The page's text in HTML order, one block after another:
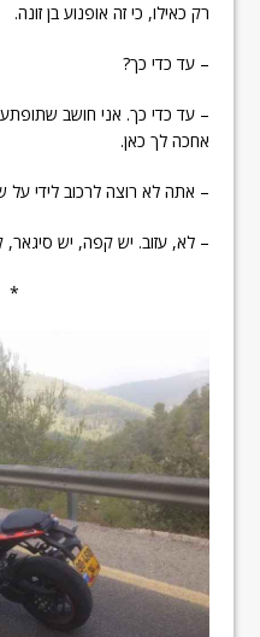
רק כאילו, כי זה אופנוע בן זונה.
– עד כדי כך?
– עד כדי כך. אני חושב
אחכה לך כאן.
– אתה לא רוצה לרכוב לידי על
– לא, עזוב. יש קפה, יש סיגאר,
*